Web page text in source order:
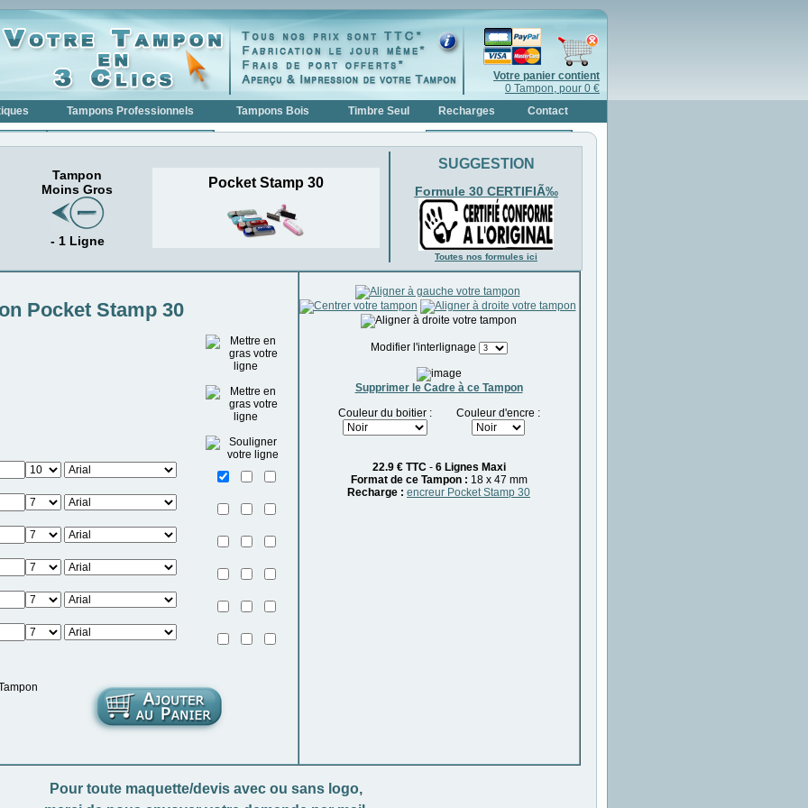
Votre panier contient
0 Tampon, pour 0 €
COLOP
Tampons Professionnels
Tampons Professionnels TRODAT
Tampons Dateurs >>>
Tampons Numéroteurs COLOP
Tampons Bois Timbre Seul Recharges
Recharges Trodat
Bouteilles d'Encres
Recharges pour Bois & Cristal
Contact
Tampon
Moins Gros
- 1 Ligne
Pocket Stamp 30
SUGGESTION
Formule 30 CERTIFIÃ‰
Toutes nos formules ici
Pocket Stamp 30
Modifier l'interlignage
Supprimer le Cadre à ce Tampon
Couleur du boitier :
Couleur d'encre :
22.9 €TTC- 6 Lignes Maxi
Format de ce Tampon : 18 x 47 mm
Recharge : encreur Pocket Stamp 30
Pour toute maquette/devis avec ou sans logo,